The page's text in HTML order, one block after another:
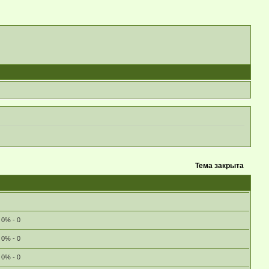
Тема закрыта
0% - 0
0% - 0
0% - 0